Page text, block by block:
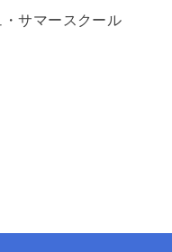
サマースクール